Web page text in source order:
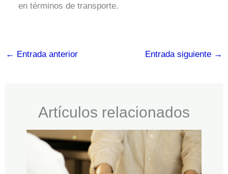
en términos de transporte.
← Entrada anterior Entrada siguiente →
Artículos relacionados